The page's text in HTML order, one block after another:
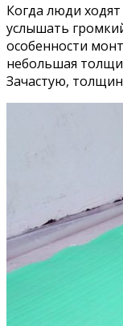
Когда люди
услышать
особенности
небольшая
Зачастую,